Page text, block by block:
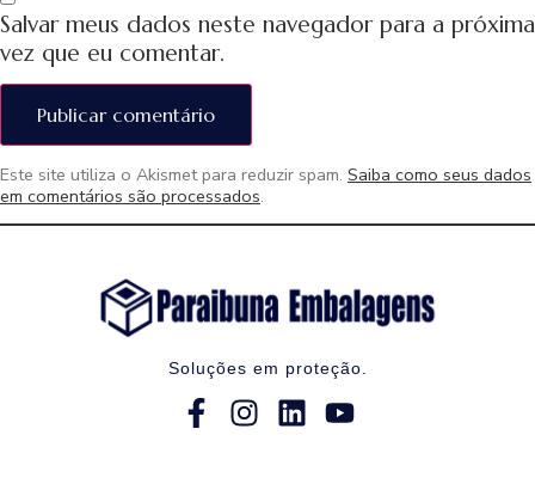
Salvar meus dados neste navegador para a próxima
vez que eu comentar.
Este site utiliza o Akismet para reduzir spam. Saiba como seus dados
em comentários são processados.
Soluções em proteção.